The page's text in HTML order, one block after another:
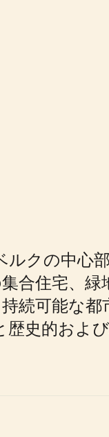
クの中心
合住宅、緑
続可能な都
史的およ